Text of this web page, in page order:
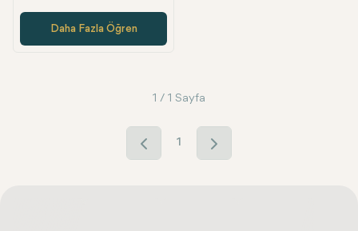
Daha Fazla Öğren
1 / 1 Sayfa
1